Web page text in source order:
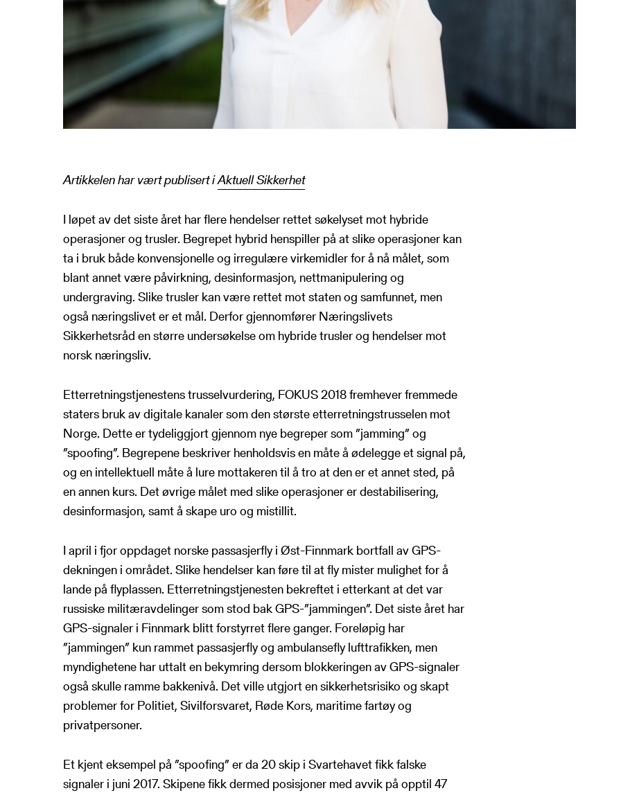
Artikkelen har vært publisert iAktuell Sikkerhet
I løpet av det siste året har flere hendelser rettet søkelyset mot hybride
operasjoner og trusler. Begrepet hybrid henspiller på at slike operasjoner kan
ta i bruk både konvensjonelle og irregulære virkemidler for å nå målet, som
blant annet være påvirkning, desinformasjon, nettmanipulering og
undergraving. Slike trusler kan være rettet mot staten og samfunnet, men
også næringslivet er et mål. Derfor gjennomfører Næringslivets
Sikkerhetsråd en større undersøkelse om hybride trusler og hendelser mot
norsk næringsliv.
Etterretningstjenestens trusselvurdering, FOKUS 2018 fremhever fremmede
staters bruk av digitale kanaler som den største etterretningstrusselen mot
Norge. Dette er tydeliggjort gjennom nye begreper som ”jamming” og
”spoofing”. Begrepene beskriver henholdsvis en måte å ødelegge et signal på,
og en intellektuell måte å lure mottakeren til å tro at den er et annet sted, på
en annen kurs. Det øvrige målet med slike operasjoner er destabilisering,
desinformasjon, samt å skape uro og mistillit.
I april i fjor oppdaget norske passasjerfly i Øst-Finnmark bortfall av GPS-
dekningen i området. Slike hendelser kan føre til at fly mister mulighet for å
lande på flyplassen. Etterretningstjenesten bekreftet i etterkant at det var
russiske militæravdelinger som stod bak GPS-”jammingen”. Det siste året har
GPS-signaler i Finnmark blitt forstyrret flere ganger. Foreløpig har
”jammingen” kun rammet passasjerfly og ambulansefly lufttrafikken, men
myndighetene har uttalt en bekymring dersom blokkeringen av GPS-signaler
også skulle ramme bakkenivå. Det ville utgjort en sikkerhetsrisiko og skapt
problemer for Politiet, Sivilforsvaret, Røde Kors, maritime fartøy og
privatpersoner.
Et kjent eksempel på ”spoofing” er da 20 skip i Svartehavet fikk falske
signaler i juni 2017. Skipene fikk dermed posisjoner med avvik på opptil 47